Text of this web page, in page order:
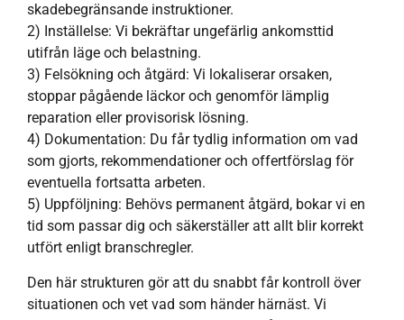
skadebegränsande instruktioner.
2) Inställelse: Vi bekräftar ungefärlig ankomsttid
utifrån läge och belastning.
3) Felsökning och åtgärd: Vi lokaliserar orsaken,
stoppar pågående läckor och genomför lämplig
reparation eller provisorisk lösning.
4) Dokumentation: Du får tydlig information om vad
som gjorts, rekommendationer och offertförslag för
eventuella fortsatta arbeten.
5) Uppföljning: Behövs permanent åtgärd, bokar vi en
tid som passar dig och säkerställer att allt blir korrekt
utfört enligt branschregler.
Den här strukturen gör att du snabbt får kontroll över
situationen och vet vad som händer härnäst. Vi